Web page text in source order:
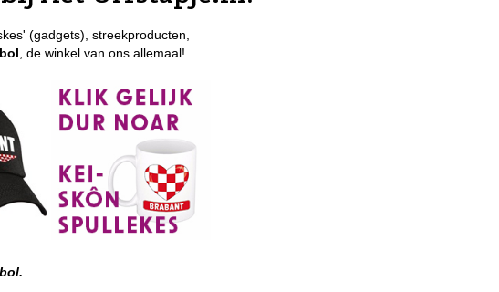
(gadgets), streekproducten,
bol , de winkel van ons allemaal!
bol.